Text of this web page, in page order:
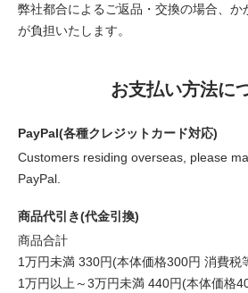
弊社都合によるご返品・交換の場合、か
が負担いたします。
お支払い方法に
PayPal(各種クレジットカード対応)
Customers residing overseas, please
PayPal.
商品代引き(代金引換)
商品合計
1万円未満 330円(本体価格300円 消費税
1万円以上～3万円未満 440円(本体価格